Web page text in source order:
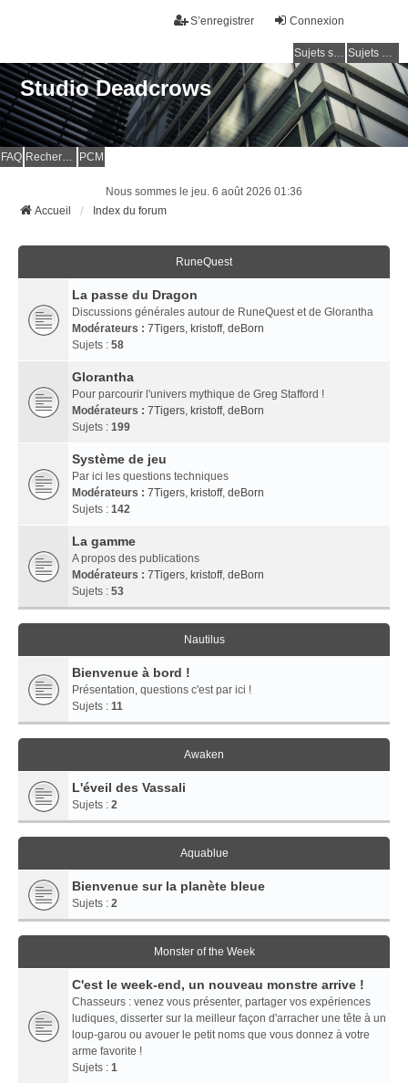
Connexion
S’enregistrer
Sujets sans réponse Sujets actifs
Studio Deadcrows
FAQ Rechercher PCM
Nous sommes le jeu. 6 août 2026 01:36
Accueil
Index du forum
RuneQuest
La passe du Dragon
Discussions générales autour de RuneQuest et de Glorantha
Modérateurs : 7Tigers, kristoff, deBorn
Sujets : 58
Glorantha
Pour parcourir l'univers mythique de Greg Stafford !
Modérateurs : 7Tigers, kristoff, deBorn
Sujets : 199
Système de jeu
Par ici les questions techniques
Modérateurs : 7Tigers, kristoff, deBorn
Sujets : 142
La gamme
A propos des publications
Modérateurs : 7Tigers, kristoff, deBorn
Sujets : 53
Nautilus
Bienvenue à bord !
Présentation, questions c'est par ici !
Sujets : 11
Awaken
L'éveil des Vassali
Sujets : 2
Aquablue
Bienvenue sur la planète bleue
Sujets : 2
Monster of the Week
C'est le week-end, un nouveau monstre arrive !
Chasseurs : venez vous présenter, partager vos expériences
ludiques, disserter sur la meilleur façon d'arracher une tête à un
loup-garou ou avouer le petit noms que vous donnez à votre
arme favorite !
Sujets : 1